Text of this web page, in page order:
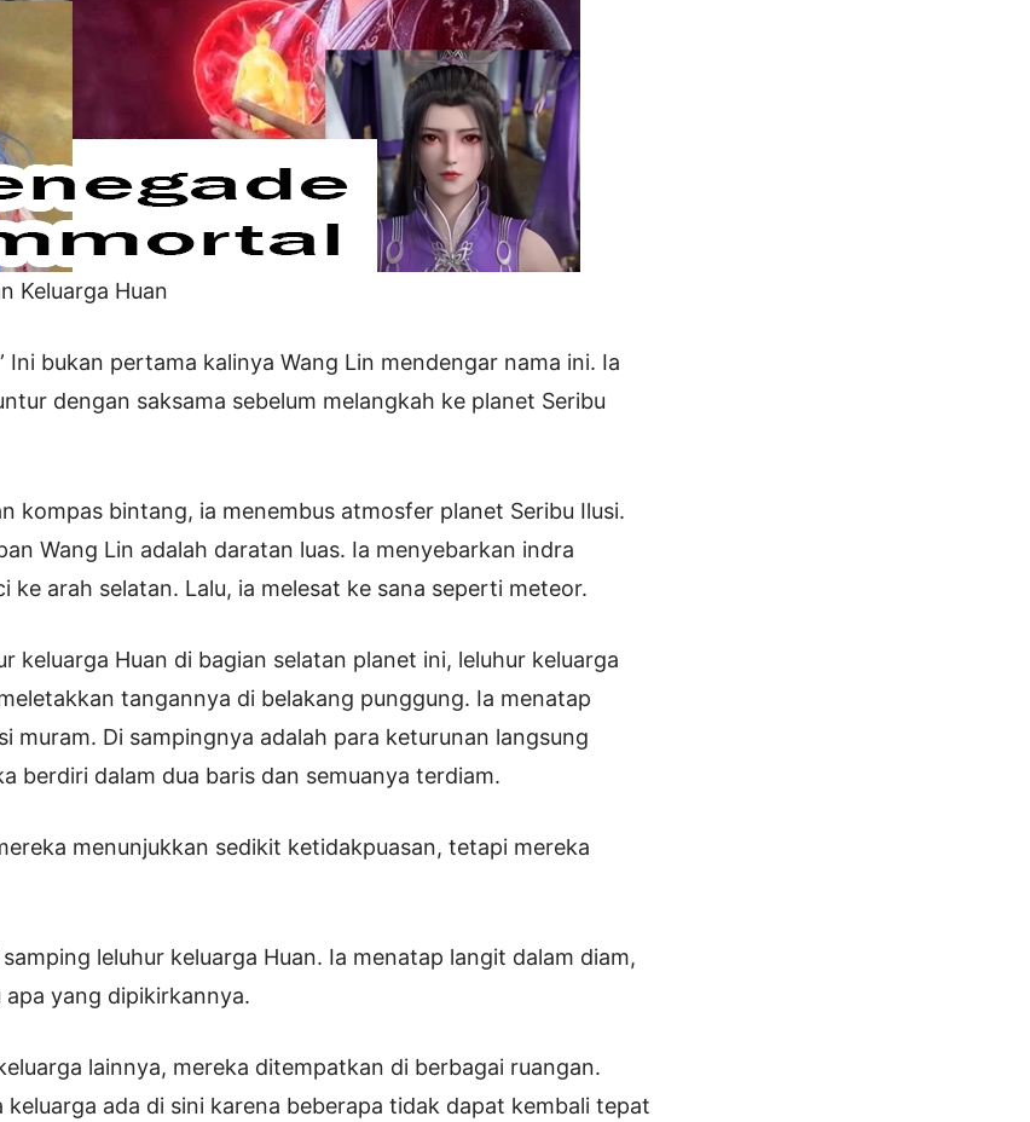
Keluarga Huan
Ini bukan pertama kalinya Wang Lin mendengar nama ini. Ia
dengan saksama sebelum melangkah ke planet Seribu
kompas bintang, ia menembus atmosfer planet Seribu Ilusi.
Wang Lin adalah daratan luas. Ia menyebarkan indra
ke arah selatan. Lalu, ia melesat ke sana seperti meteor.
keluarga Huan di bagian selatan planet ini, leluhur keluarga
tangannya di belakang punggung. Ia menatap
muram. Di sampingnya adalah para keturunan langsung
berdiri dalam dua baris dan semuanya terdiam.
menunjukkan sedikit ketidakpuasan, tetapi mereka
leluhur keluarga Huan. Ia menatap langit dalam diam,
yang dipikirkannya.
lainnya, mereka ditempatkan di berbagai ruangan.
keluarga ada di sini karena beberapa tidak dapat kembali tepat